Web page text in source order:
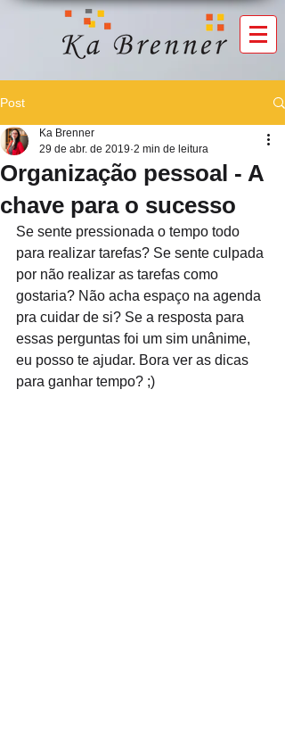
Post
Organização pessoal - A
chave para o sucesso
Ka Brenner
29 de abr. de 2019 2 min de leitura
Se sente pressionada o tempo todo
para realizar tarefas? Se sente culpada
por não realizar as tarefas como
gostaria? Não acha espaço na agenda
pra cuidar de si? Se a resposta para
essas perguntas foi um sim unânime,
eu posso te ajudar. Bora ver as dicas
para ganhar tempo? ;)